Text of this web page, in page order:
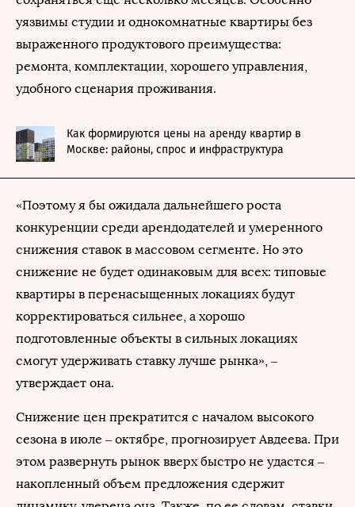
уязвимы студии и однокомнатные квартиры без
выраженного продуктового преимущества:
ремонта, комплектации, хорошего управления,
удобного сценария проживания.
Как формируются цены на аренду квартир в
Москве: районы, спрос и инфраструктура
«Поэтому я бы ожидала дальнейшего роста
конкуренции среди арендодателей и умеренного
снижения ставок в массовом сегменте. Но это
снижение не будет одинаковым для всех: типовые
квартиры в перенасыщенных локациях будут
корректироваться сильнее, а хорошо
подготовленные объекты в сильных локациях
смогут удерживать ставку лучше рынка», –
утверждает она.
Снижение цен прекратится с началом высокого
сезона в июле – октябре, прогнозирует Авдеева. При
этом развернуть рынок вверх быстро не удастся –
накопленный объем предложения сдержит